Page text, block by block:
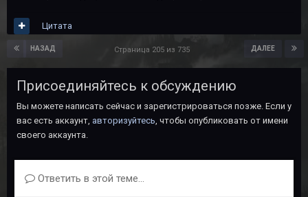
Цитата
НАЗАД ДАЛЕЕ
Страница 205 из 735
Присоединяйтесь к обсуждению
Вы можете написать сейчас и зарегистрироваться позже. Если у
вас есть аккаунт, авторизуйтесь, чтобы опубликовать от имени
своего аккаунта.
Ответить в этой теме...